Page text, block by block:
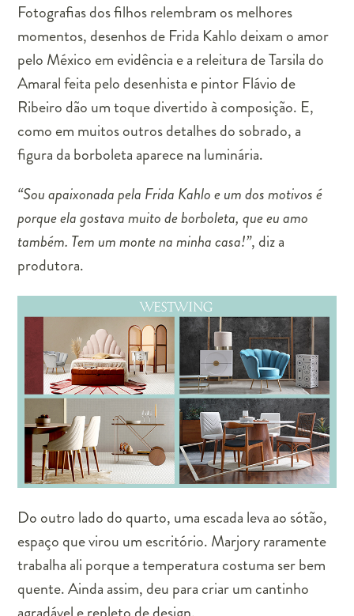
Fotografias dos filhos relembram os melhores
momentos, desenhos de Frida Kahlo deixam o amor
pelo México em evidência e a releitura de Tarsila do
Amaral feita pelo desenhista e pintor Flávio de
Ribeiro dão um toque divertido à composição. E,
como em muitos outros detalhes do sobrado, a
figura da borboleta aparece na luminária.
“Sou apaixonada pela Frida Kahlo e um dos motivos é
porque ela gostava muito de borboleta, que eu amo
também. Tem um monte na minha casa!”, diz a
produtora.
Do outro lado do quarto, uma escada leva ao sótão,
espaço que virou um escritório. Marjory raramente
trabalha ali porque a temperatura costuma ser bem
quente. Ainda assim, deu para criar um cantinho